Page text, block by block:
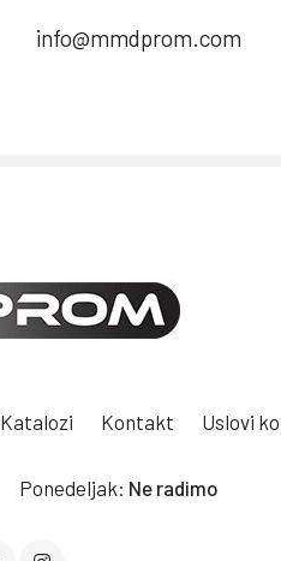
info@mmdprom.com
Katalozi Kontakt Uslovi
Ponedeljak: Ne radimo